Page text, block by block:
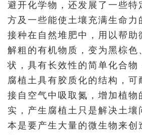
避开化学物，还发展了一些特
方及一些能使土壤充满生命力
接种在自然堆肥中，用以帮助
解粗的有机物质，变为黑棕色
状，具有长效性的简单化合
腐植土具有胶质化的结构，可
接自空气中吸取氮，增加植物
实，产生腐植土只是解决土壤
本是要产生大量的微生物来创